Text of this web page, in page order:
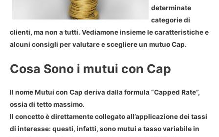
determinate
categorie di
clienti, ma non a tutti. Vediamone insieme le caratteristiche e
alcuni consigli per valutare e scegliere un mutuo Cap.
Cosa Sono i mutui con Cap
Il nome Mutui con Cap deriva dalla formula “Capped Rate”,
ossia di tetto massimo.
Il concetto è direttamente collegato all’applicazione dei tassi
di interesse: questi, infatti, sono mutui a tasso variabile in